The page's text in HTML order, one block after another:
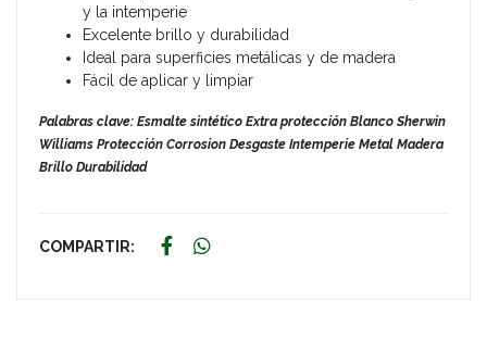
y la intemperie
Excelente brillo y durabilidad
Ideal para superficies metálicas y de madera
Fácil de aplicar y limpiar
Palabras clave: Esmalte sintético Extra protección Blanco Sherwin
Williams Protección Corrosion Desgaste Intemperie Metal Madera
Brillo Durabilidad
COMPARTIR: